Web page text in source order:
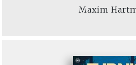
Maxim